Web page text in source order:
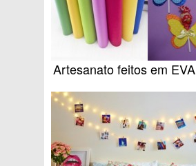
Artesanato feitos em EVA